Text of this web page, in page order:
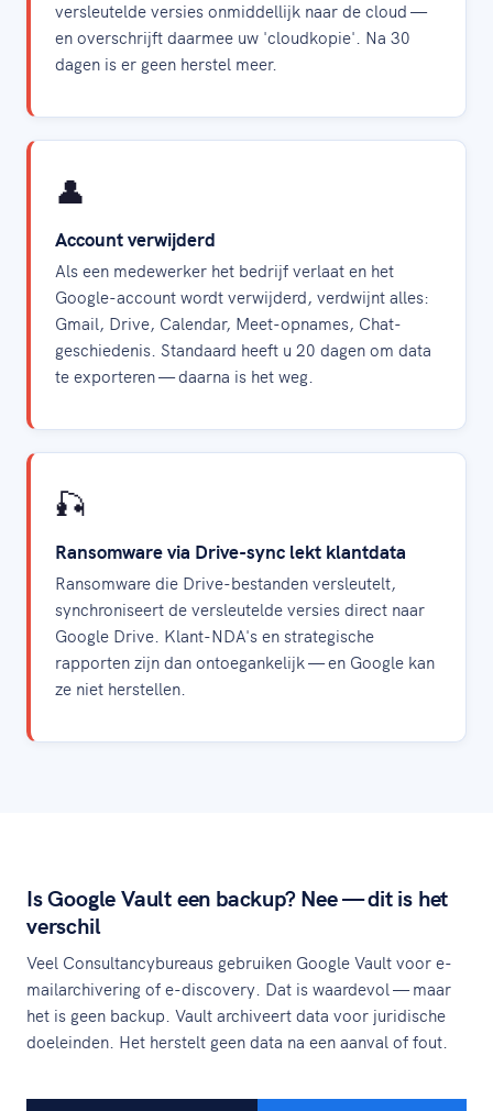
versleutelde versies onmiddellijk naar de cloud —
en overschrijft daarmee uw 'cloudkopie'. Na 30
dagen is er geen herstel meer.
👤
Account verwijderd
Als een medewerker het bedrijf verlaat en het
Google-account wordt verwijderd, verdwijnt alles:
Gmail, Drive, Calendar, Meet-opnames, Chat-
geschiedenis. Standaard heeft u 20 dagen om data
te exporteren — daarna is het weg.
🎣
Ransomware via Drive-sync lekt klantdata
Ransomware die Drive-bestanden versleutelt,
synchroniseert de versleutelde versies direct naar
Google Drive. Klant-NDA's en strategische
rapporten zijn dan ontoegankelijk — en Google kan
ze niet herstellen.
Is Google Vault een backup? Nee — dit is het
verschil
Veel Consultancybureaus gebruiken Google Vault voor e-
mailarchivering of e-discovery. Dat is waardevol — maar
het is geen backup. Vault archiveert data voor juridische
doeleinden. Het herstelt geen data na een aanval of fout.